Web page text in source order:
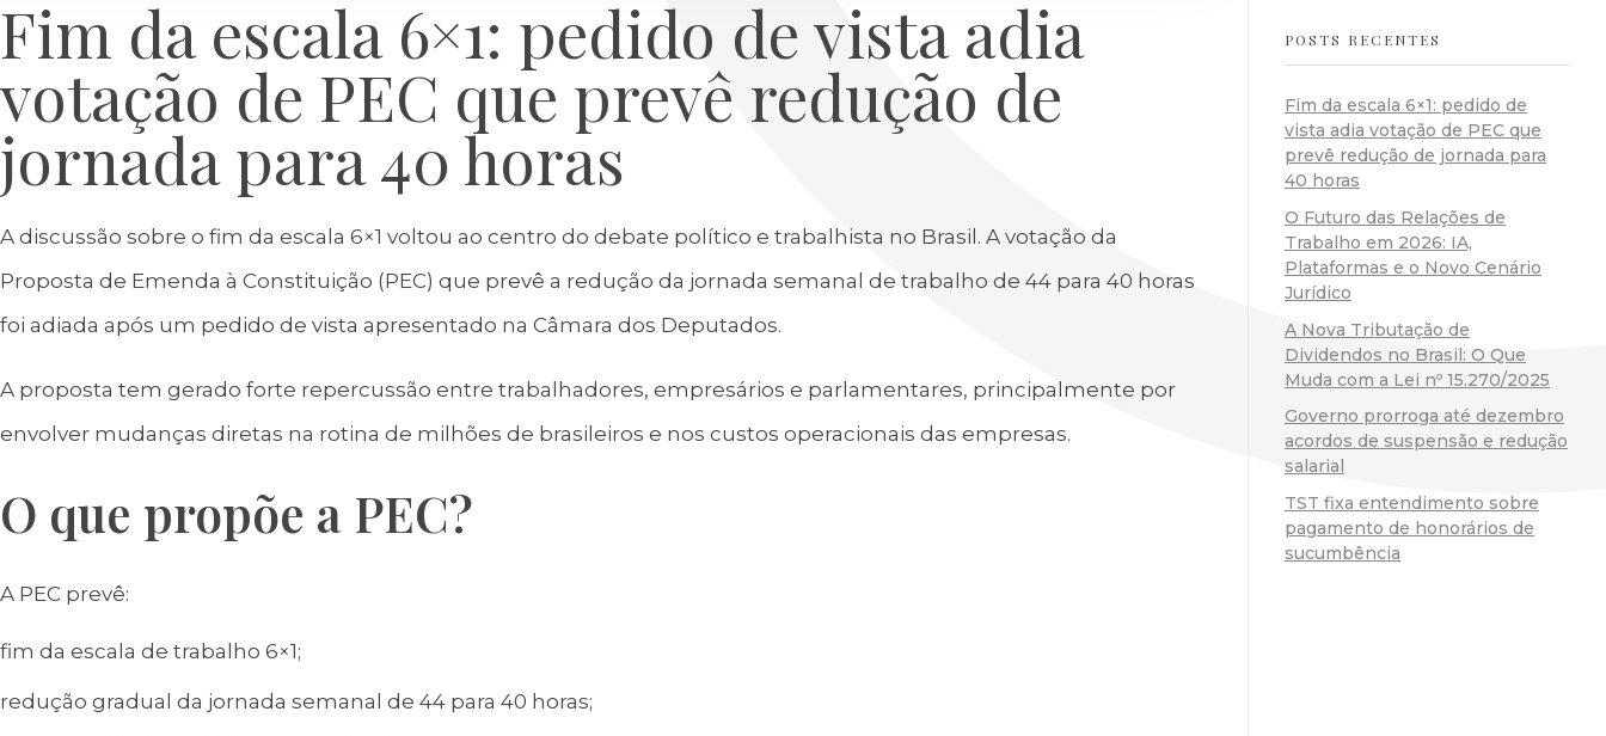
Fim da escala 6×1: pedido de vista adia
votação de PEC que prevê redução de
jornada para 40 horas
A discussão sobre o fim da escala 6×1 voltou ao centro do debate político e trabalhista no Brasil. A votação da
Proposta de Emenda à Constituição (PEC) que prevê a redução da jornada semanal de trabalho de 44 para 40 horas
foi adiada após um pedido de vista apresentado na Câmara dos Deputados.
A proposta tem gerado forte repercussão entre trabalhadores, empresários e parlamentares, principalmente por
envolver mudanças diretas na rotina de milhões de brasileiros e nos custos operacionais das empresas.
O que propõe a PEC?
A PEC prevê:
fim da escala de trabalho 6×1;
redução gradual da jornada semanal de 44 para 40 horas;
POSTS RECENTES
Fim da escala 6×1: pedido de
vista adia votação de PEC que
prevê redução de jornada para
40 horas
O Futuro das Relações de
Trabalho em 2026: IA,
Plataformas e o Novo Cenário
Jurídico
A Nova Tributação de
Dividendos no Brasil: O Que
Muda com a Lei nº 15.270/2025
Governo prorroga até dezembro
acordos de suspensão e redução
salarial
TST fixa entendimento sobre
pagamento de honorários de
sucumbência